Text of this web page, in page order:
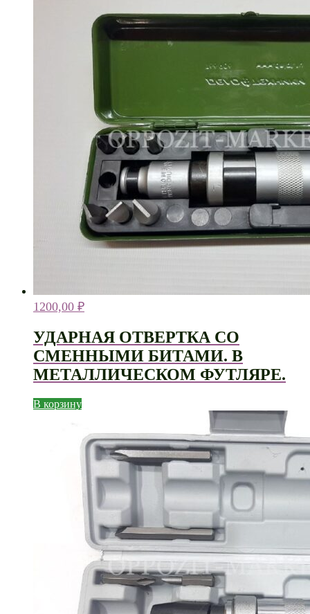
1200,00 ₽
УДАРНАЯ ОТВЕРТКА СО
СМЕННЫМИ БИТАМИ. В
МЕТАЛЛИЧЕСКОМ ФУТЛЯРЕ.
В корзину